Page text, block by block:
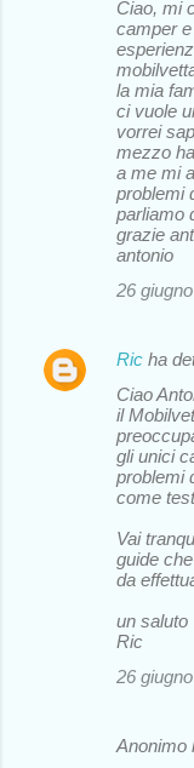
Ciao, mi
camper
la mia
ci vuole
vorrei
mezzo
a me mi
problemi
parliamo
grazie
antonio
26
Ric ha
Ciao
il
gli unici
problemi
come
Vai
guide
da
un saluto
Ric
26
Anonimo